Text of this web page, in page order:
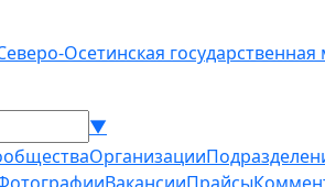
Осетинская
▼
Организации